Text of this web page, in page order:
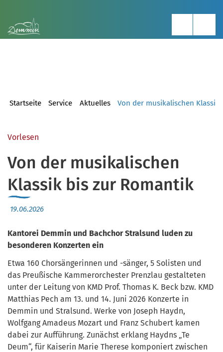
Startseite Service Aktuelles Von der musikalischen Klassik
Vorlesen
Von der musikalischen
Klassik bis zur Romantik
19.06.2026
Kantorei Demmin und Bachchor Stralsund luden zu
besonderen Konzerten ein
Etwa 160 Chorsängerinnen und -sänger, 5 Solisten und
das Preußische Kammerorchester Prenzlau gestalteten
unter der Leitung von KMD Prof. Thomas K. Beck bzw. KMD
Matthias Pech am 13. und 14. Juni 2026 Konzerte in
Demmin und Stralsund. Werke von Joseph Haydn,
Wolfgang Amadeus Mozart und Franz Schubert kamen
dabei zur Aufführung. Zunächst erklang Haydns „Te
Deum“, für Kaiserin Marie Therese komponiert zwischen